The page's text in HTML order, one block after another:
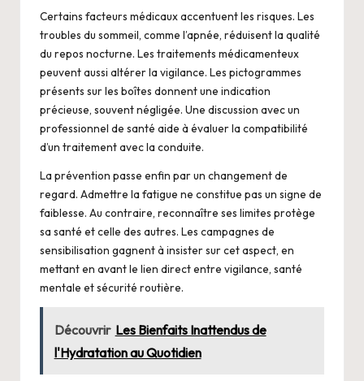
Certains facteurs médicaux accentuent les risques. Les
troubles du sommeil, comme l’apnée, réduisent la qualité
du repos nocturne. Les traitements médicamenteux
peuvent aussi altérer la vigilance. Les pictogrammes
présents sur les boîtes donnent une indication
précieuse, souvent négligée. Une discussion avec un
professionnel de santé aide à évaluer la compatibilité
d’un traitement avec la conduite.
La prévention passe enfin par un changement de
regard. Admettre la fatigue ne constitue pas un signe de
faiblesse. Au contraire, reconnaître ses limites protège
sa santé et celle des autres. Les campagnes de
sensibilisation gagnent à insister sur cet aspect, en
mettant en avant le lien direct entre vigilance, santé
mentale et sécurité routière.
Découvrir Les Bienfaits Inattendus de
l'Hydratation au Quotidien